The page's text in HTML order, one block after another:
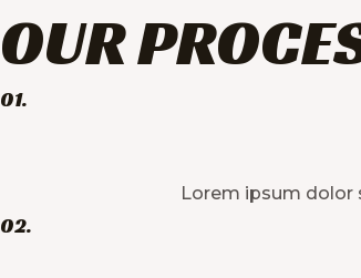
OUR
01.
Lorem ipsum dolor
02.